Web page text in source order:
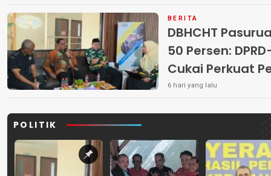
BERITA
DBHCHT
50 Persen:
Cukai Perkuat
Peredaran
6 hari yang lalu
POLITIK